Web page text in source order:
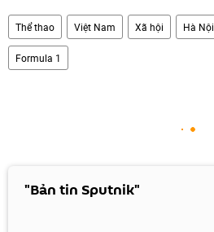
Thể thao Việt Nam Xã hội Hà Nội
Formula 1
"Bản tin Sputnik"